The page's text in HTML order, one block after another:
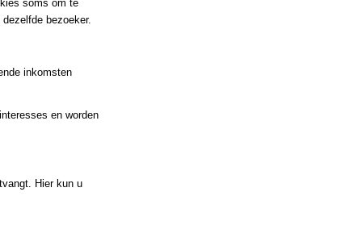
soms om te
bezoeker.
inkomsten
en worden
Hier kun u